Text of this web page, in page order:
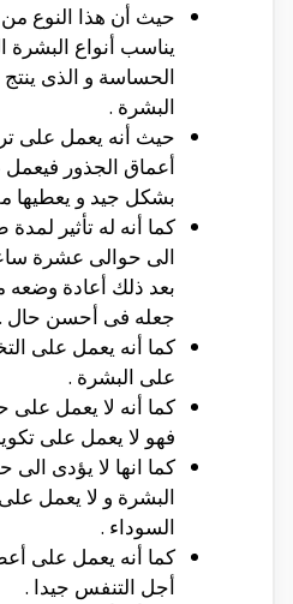
حيث أن هذا النوع من
يناسب أنواع البشرة
الحساسة و الذى
البشرة .
حيث أنه يعمل على
أعماق الجذور فيعمل
بشكل جيد و يعطيها
كما أنه له تأثير
الى حوالى عشرة
بعد ذلك أعادة
جعله فى أحسن حال .
كما أنه يعمل على
على البشرة .
كما أنه لا يعمل على
فهو لا يعمل على
كما انها لا يؤدى
البشرة و لا يعمل
السوداء .
كما أنه يعمل على
أجل التنفس جيدا .